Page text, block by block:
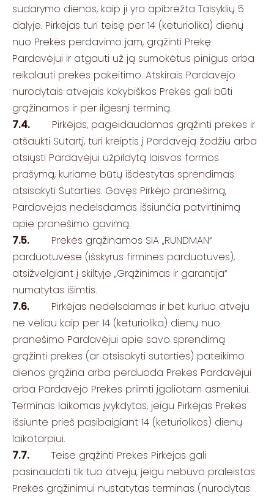
sudarymo dienos, kaip ji yra apibrėžta Taisyklių 5
dalyje. Pirkėjas turi teisę per 14 (keturiolika) dienų
nuo Prekės perdavimo jam, grąžinti Prekę
Pardavėjui ir atgauti už ją sumokėtus pinigus arba
reikalauti prekės pakeitimo. Atskirais Pardavėjo
nurodytais atvejais kokybiškos Prekės gali būti
grąžinamos ir per ilgesnį terminą.
7.4. Pirkėjas, pageidaudamas grąžinti prekes ir
atšaukti Sutartį, turi kreiptis į Pardavėją žodžiu arba
atsiųsti Pardavėjui užpildytą laisvos formos
prašymą, kuriame būtų išdėstytas sprendimas
atsisakyti Sutarties. Gavęs Pirkėjo pranešimą,
Pardavėjas nedelsdamas išsiunčia patvirtinimą
apie pranešimo gavimą.
7.5. Prekės grąžinamos SIA „RUNDMAN“
parduotuvėse (išskyrus firmines parduotuves),
atsižvelgiant į skiltyje „Grąžinimas ir garantija“
numatytas išimtis.
7.6. Pirkėjas nedelsdamas ir bet kuriuo atveju
ne vėliau kaip per 14 (keturiolika) dienų nuo
pranešimo Pardavėjui apie savo sprendimą
grąžinti prekes (ar atsisakyti sutarties) pateikimo
dienos grąžina arba perduoda Prekes Pardavėjui
arba Pardavėjo Prekes priimti įgaliotam asmeniui.
Terminas laikomas įvykdytas, jeigu Pirkėjas Prekes
išsiuntė prieš pasibaigiant 14 (keturiolikos) dienų
laikotarpiui.
7.7. Teise grąžinti Prekes Pirkėjas gali
pasinaudoti tik tuo atveju, jeigu nebuvo praleistas
Prekės grąžinimui nustatytas terminas (nurodytas